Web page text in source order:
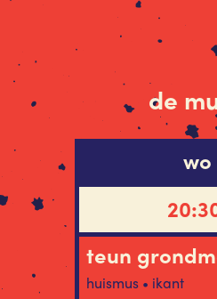
de
teun
huismus • ikant